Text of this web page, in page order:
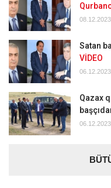
08.12.2023
Satan
VİDEO
06.12.2023
Qazax
06.12.2023